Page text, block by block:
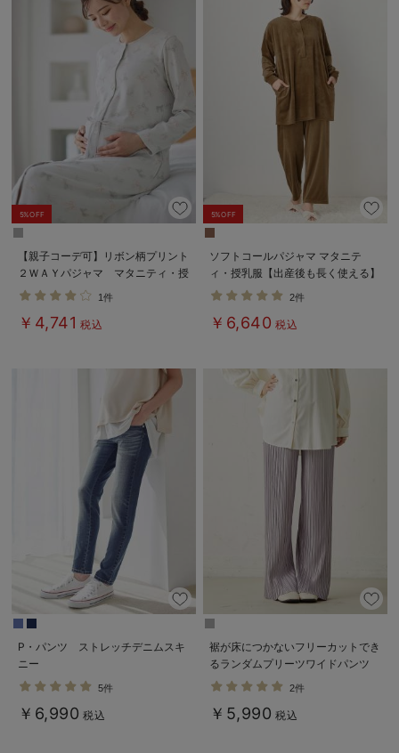
5%OFF
【親子コーデ可】リボン柄プリント
２ＷＡＹパジャマ マタニティ・授
乳パジャマ【出産後も長く使える】
1件
￥4,741 税込
5%OFF
ソフトコールパジャマ マタニテ
ィ・授乳服【出産後も長く使える】
2件
￥6,640 税込
P・パンツ ストレッチデニムスキ
ニー
5件
￥6,990 税込
裾が床につかないフリーカットでき
るランダムプリーツワイドパンツ
マタニティ・産後【出産後も長く使
2件
￥5,990 税込